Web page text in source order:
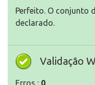
Perfeito. O conjunto
declarado.
Validação
Erros : 0